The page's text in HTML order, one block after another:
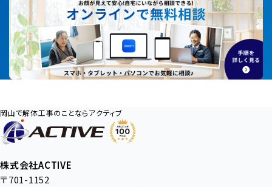
岡山で解体工事のことならアクティブ
株式会社ACTIVE
〒701-1152